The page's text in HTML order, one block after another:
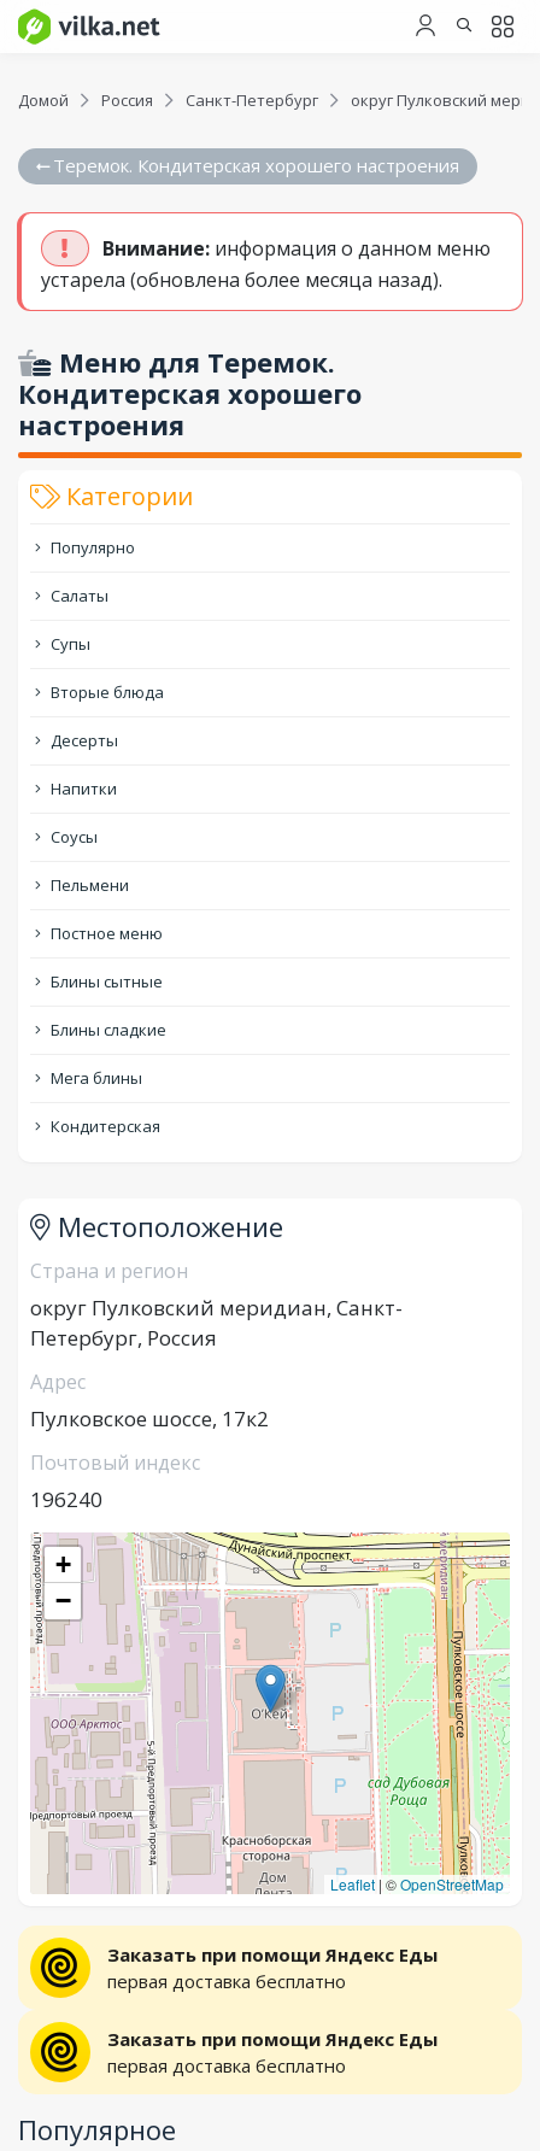
Домой Россия Санкт-Петербург округ Пулковский
Теремок. Кондитерская хорошего настроения
Внимание: информация о данном меню
устарела (обновлена более месяца назад).
Меню для Теремок.
Кондитерская хорошего
настроения
Категории
Популярно
Салаты
Супы
Вторые блюда
Десерты
Напитки
Соусы
Пельмени
Постное меню
Блины сытные
Блины сладкие
Мега блины
Кондитерская
Местоположение
Страна и регион
округ Пулковский меридиан, Санкт-
Петербург, Россия
Адрес
Пулковское шоссе, 17к2
Почтовый индекс
196240
+
−
Leaflet | ©OpenStreetMap
Заказать при помощи Яндекс Еды
первая доставка бесплатно
Заказать при помощи Яндекс Еды
первая доставка бесплатно
Популярное